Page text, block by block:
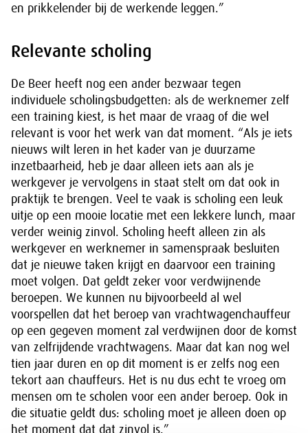
en prikkelender bij de werkende leggen.”
Relevante scholing
De Beer heeft nog een ander bezwaar tegen
individuele scholingsbudgetten: als de werknemer zelf
een training kiest, is het maar de vraag of die wel
relevant is voor het werk van dat moment. “Als je iets
nieuws wilt leren in het kader van je duurzame
inzetbaarheid, heb je daar alleen iets aan als je
werkgever je vervolgens in staat stelt om dat ook in
praktijk te brengen. Veel te vaak is scholing een leuk
uitje op een mooie locatie met een lekkere lunch, maar
verder weinig zinvol. Scholing heeft alleen zin als
werkgever en werknemer in samenspraak besluiten
dat je nieuwe taken krijgt en daarvoor een training
moet volgen. Dat geldt zeker voor verdwijnende
beroepen. We kunnen nu bijvoorbeeld al wel
voorspellen dat het beroep van vrachtwagenchauffeur
op een gegeven moment zal verdwijnen door de komst
van zelfrijdende vrachtwagens. Maar dat kan nog wel
tien jaar duren en op dit moment is er zelfs nog een
tekort aan chauffeurs. Het is nu dus echt te vroeg om
mensen om te scholen voor een ander beroep. Ook in
die situatie geldt dus: scholing moet je alleen doen op
het moment dat dat zinvol is.”